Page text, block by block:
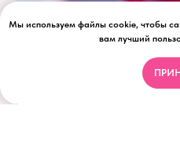
Мы используем файлы cookie, чтобы
вам лучший